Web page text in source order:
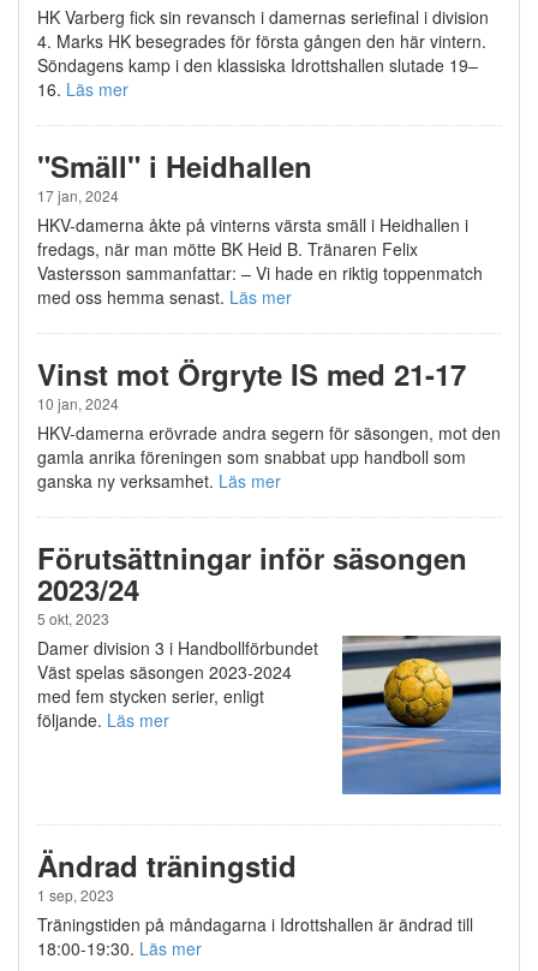
HK Varberg fick sin revansch i damernas seriefinal i division
4. Marks HK besegrades för första gången den här vintern.
Söndagens kamp i den klassiska Idrottshallen slutade 19–
16. Läs mer
"Smäll" i Heidhallen
17 jan, 2024
HKV-damerna åkte på vinterns värsta smäll i Heidhallen i
fredags, när man mötte BK Heid B. Tränaren Felix
Vastersson sammanfattar: – Vi hade en riktig toppenmatch
med oss hemma senast. Läs mer
Vinst mot Örgryte IS med 21-17
10 jan, 2024
HKV-damerna erövrade andra segern för säsongen, mot den
gamla anrika föreningen som snabbat upp handboll som
ganska ny verksamhet. Läs mer
Förutsättningar inför säsongen
2023/24
5 okt, 2023
Damer division 3 i Handbollförbundet
Väst spelas säsongen 2023-2024
med fem stycken serier, enligt
följande. Läs mer
Ändrad träningstid
1 sep, 2023
Träningstiden på måndagarna i Idrottshallen är ändrad till
18:00-19:30. Läs mer